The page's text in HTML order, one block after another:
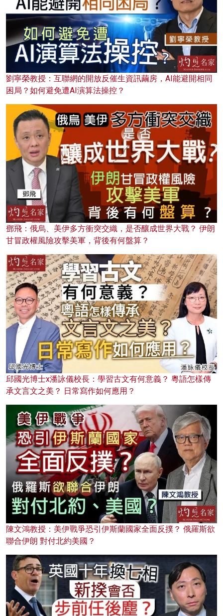
劉寧榮教授：互聯網的開放反催生資訊繭房，AI能避開相同
困局？如何避免遭AI演算法操控？
鄧飛：俄烏、美伊多方衝突交織，是否釀成世界大戰？ 伊朗
甘冒政權風險攻擊美軍，背後有何盤算？
邱國光博士x潘詠儀校長：學習古文有何意義？ 粵語怎樣傳
承文言文之美？ 日常寫作如何應用？
陳文鴻教授：美伊戰爭恐引伊斯蘭國家全面反撲？ 俄羅斯欲
聯合伊朗 對付北約美國？